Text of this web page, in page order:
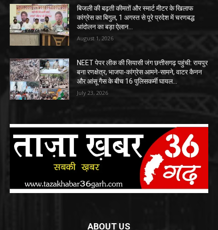
बिजली की बढ़ती कीमतों और स्मार्ट मीटर के खिलाफ
कांग्रेस का बिगुल, 1 अगस्त से पूरे प्रदेश में चरणबद्ध
आंदोलन का बड़ा ऐलान…
August 1, 2026
NEET पेपर लीक की सियासी जंग छत्तीसगढ़ पहुंची: रायपुर
बना रणक्षेत्र, भाजपा-कांग्रेस आमने-सामने, वाटर कैनन
और आंसू गैस के बीच 16 पुलिसकर्मी घायल…
July 23, 2026
ABOUT US